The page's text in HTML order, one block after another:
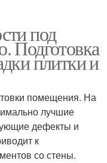
под
Подготовка
плитки и
помещения. На
лучшие
дефекты и
к
со стены.